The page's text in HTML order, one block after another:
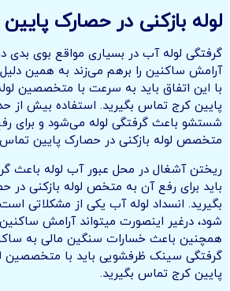
لوله بازکنی در حصارک پایین
گرفتگی لوله آب در بسیاری مواقع بوی بدی
آرامش ساکنین را برهم می‌زند به همین
با این اتفاق باید به سرعت با متخصصین
پایین کرج تماس بگیرید. استفاده بیش از
شستشو باعث گرفتگی لوله می‌شود و برای
متخصص لوله بازکنی در حصارک پایین تماس
ریختن آشغال در محل عبور آب لوله باعث
باید برای رفع آن به متخص لوله بازکنی در
بگیرید. انسداد لوله آب یکی از مشکلاتی
شود، درغیر اینصورت میتواند آرامش ساکنین
همچنین باعث خسارات سنگین مالی به
گرفتگی سینک ظرفشویی باید با متخصصین
پایین کرج تماس بگیرید.